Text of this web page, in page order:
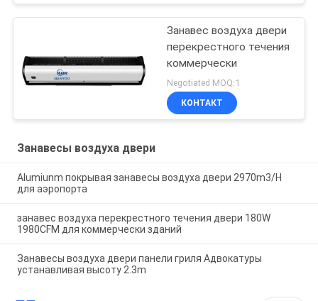
Занавес воздуха двери
перекрестного течения
коммерчески
Negotiated MOQ:1
КОНТАКТ
Занавесы воздуха двери
Alumiunm покрывая занавесы воздуха двери 2970m3/H
для аэропорта
занавес воздуха перекрестного течения двери 180W
1980CFM для коммерчески зданий
Занавесы воздуха двери панели гриля Адвокатуры
устанавливая высоту 2.3m